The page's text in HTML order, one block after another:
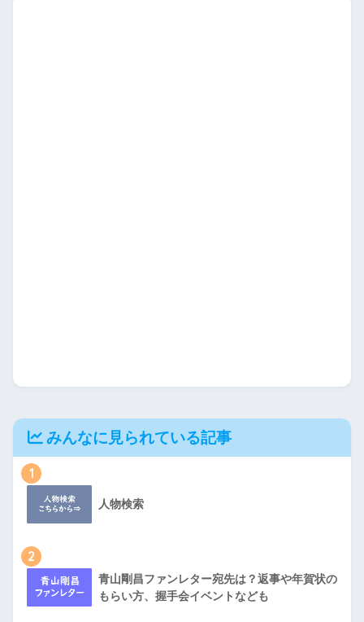
みんなに見られている記事
1
人物検索
2
青山剛昌ファンレター宛先は？返事や年賀状の
もらい方、握手会イベントなども